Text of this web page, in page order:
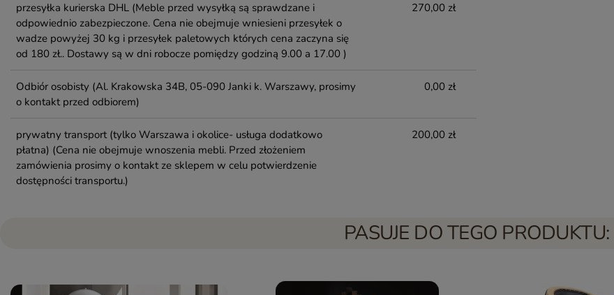
przesyłka kurierska DHL(Meble przed wysyłką są sprawdzane i
odpowiednio zabezpieczone. Cena nie obejmuje wniesieni przesyłek o
wadze powyżej 30 kg i przesyłek paletowych których cena zaczyna się
od 180 zł.. Dostawy są w dni robocze pomiędzy godziną 9.00 a 17.00 )
270,00 zł
Odbiór osobisty(Al. Krakowska 34B, 05-090 Janki k. Warszawy, prosimy
o kontakt przed odbiorem)
0,00 zł
prywatny transport (tylko Warszawa i okolice- usługa dodatkowo
płatna) (Cena nie obejmuje wnoszenia mebli. Przed złożeniem
zamówienia prosimy o kontakt ze sklepem w celu potwierdzenie
dostępności transportu.)
200,00 zł
PASUJE DO TEGO PRODUKTU: